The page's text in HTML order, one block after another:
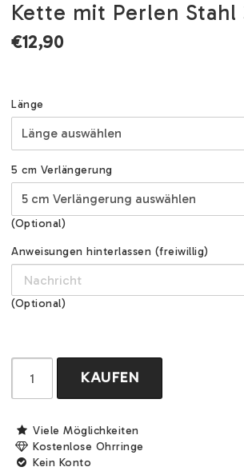
Kette mit Perlen Stahl
€12,90
Länge
5 cm Verlängerung
(Optional)
Anweisungen hinterlassen (freiwillig)
(Optional)
KAUFEN
Viele Möglichkeiten
Kostenlose Ohrringe
Kein Konto